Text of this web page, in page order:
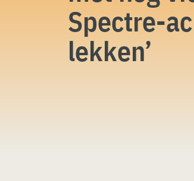
Spectre-
lekken’